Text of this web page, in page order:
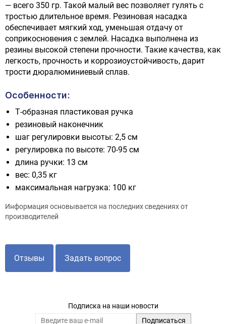
— всего 350 гр. Такой малый вес позволяет гулять с
тростью длительное время. Резиновая насадка
обеспечивает мягкий ход, уменьшая отдачу от
соприкосновения с землей. Насадка выполнена из
резины высокой степени прочности. Такие качества, как
легкость, прочность и коррозиоустойчивость, дарит
трости дюралюминиевый сплав.
Особенности:
Т-образная пластиковая ручка
резиновый наконечник
шаг регулировки высоты: 2,5 см
регулировка по высоте: 70-95 см
длина ручки: 13 см
вес: 0,35 кг
максимальная нагрузка: 100 кг
Информация основывается на последних сведениях от
производителей
Отзывы Задать вопрос
Подписка на наши новости